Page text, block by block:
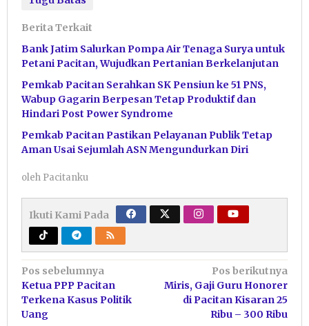
Berita Terkait
Bank Jatim Salurkan Pompa Air Tenaga Surya untuk
Petani Pacitan, Wujudkan Pertanian Berkelanjutan
Pemkab Pacitan Serahkan SK Pensiun ke 51 PNS,
Wabup Gagarin Berpesan Tetap Produktif dan
Hindari Post Power Syndrome
Pemkab Pacitan Pastikan Pelayanan Publik Tetap
Aman Usai Sejumlah ASN Mengundurkan Diri
oleh Pacitanku
Ikuti Kami Pada
Navigasi
pos
Pos sebelumnya
Ketua PPP Pacitan
Terkena Kasus Politik
Uang
Pos berikutnya
Miris, Gaji Guru Honorer
di Pacitan Kisaran 25
Ribu – 300 Ribu